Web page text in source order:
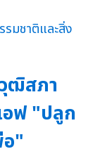
ฒิสภา
อฟ "ปลูก
"